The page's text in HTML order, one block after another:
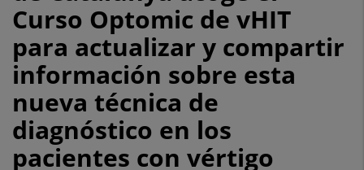
General
de
Catalunya
acoge
el
Curso Optomic de vHIT
para actualizar y compartir
información sobre esta
nueva técnica de
diagnóstico en los
pacientes con vértigo